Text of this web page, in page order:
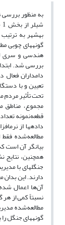
بهشهر به
گونه‏های چوبی
هندسی و سری
بررسی شد.
دامداران فعال
قطعه‌نمونه
مطالعه‌شده
بیانگر آن است
همچنین، نتایج
جنگل‏های با
دارند. این
آن‌ها اعمال
نسبتاً کمی از
مطالعه‌شده
گونه‏های جنگل